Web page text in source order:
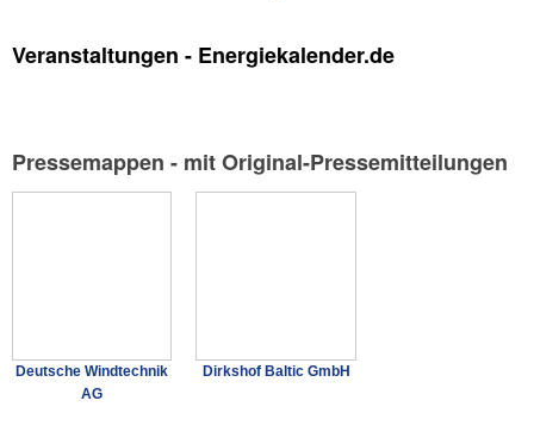
Veranstaltungen - Energiekalender.de
Pressemappen - mit Original-Pressemitteilungen
Deutsche Windtechnik
AG
Dirkshof Baltic GmbH